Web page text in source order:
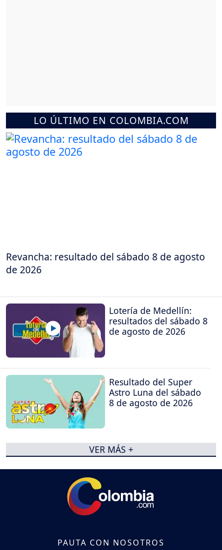
LO ÚLTIMO EN COLOMBIA.COM
Revancha: resultado del sábado 8 de agosto
de 2026
Lotería de Medellín:
resultados del sábado 8
de agosto de 2026
Resultado del Super
Astro Luna del sábado
8 de agosto de 2026
VER MÁS +
PAUTA CON NOSOTROS